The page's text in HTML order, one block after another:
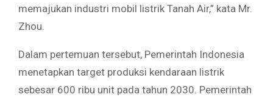
memajukan industri mobil listrik Tanah Air,” kata Mr.
Zhou.
Dalam pertemuan tersebut, Pemerintah Indonesia
menetapkan target produksi kendaraan listrik
sebesar 600 ribu unit pada tahun 2030. Pemerintah